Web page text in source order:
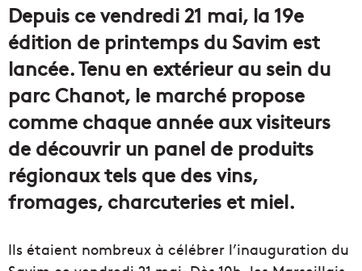
Depuis ce vendredi 21 mai, la 19e
édition de printemps du Savim est
lancée. Tenu en extérieur au sein du
parc Chanot, le marché propose
comme chaque année aux visiteurs
de découvrir un panel de produits
régionaux tels que des vins,
fromages, charcuteries et miel.
Ils étaient nombreux à célébrer l’inauguration du